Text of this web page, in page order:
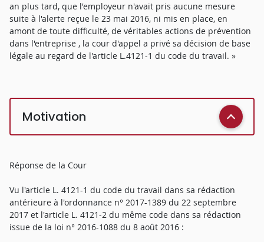
an plus tard, que l'employeur n'avait pris aucune mesure
suite à l'alerte reçue le 23 mai 2016, ni mis en place, en
amont de toute difficulté, de véritables actions de prévention
dans l'entreprise , la cour d'appel a privé sa décision de base
légale au regard de l'article L.4121-1 du code du travail. »
Motivation
Réponse de la Cour
Vu l'article L. 4121-1 du code du travail dans sa rédaction
antérieure à l'ordonnance n° 2017-1389 du 22 septembre
2017 et l'article L. 4121-2 du même code dans sa rédaction
issue de la loi n° 2016-1088 du 8 août 2016 :